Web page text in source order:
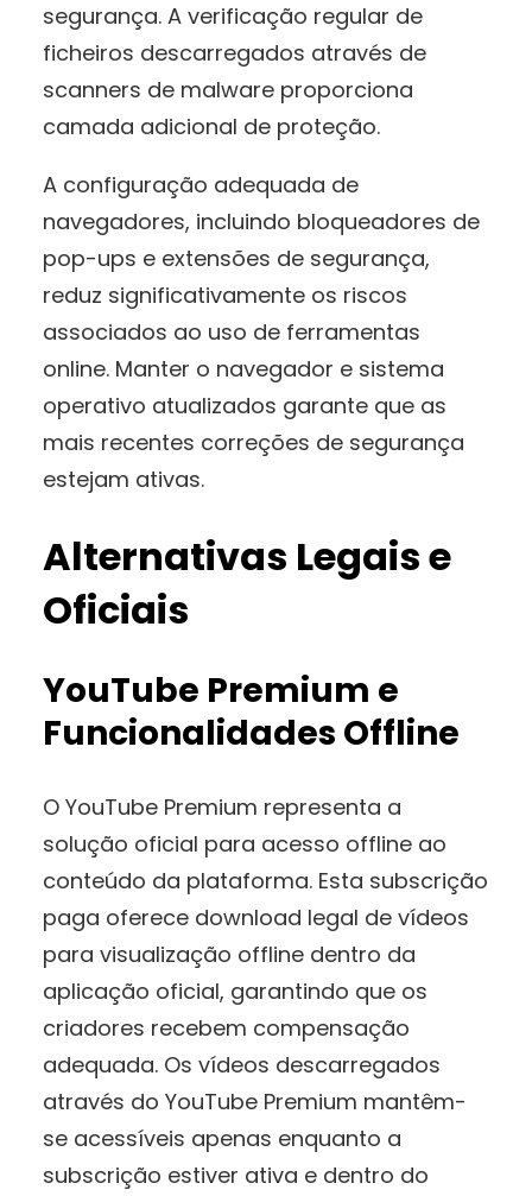
segurança. A verificação regular de
ficheiros descarregados através de
scanners de malware proporciona
camada adicional de proteção.
A configuração adequada de
navegadores, incluindo bloqueadores de
pop-ups e extensões de segurança,
reduz significativamente os riscos
associados ao uso de ferramentas
online. Manter o navegador e sistema
operativo atualizados garante que as
mais recentes correções de segurança
estejam ativas.
Alternativas Legais e
Oficiais
YouTube Premium e
Funcionalidades Offline
O YouTube Premium representa a
solução oficial para acesso offline ao
conteúdo da plataforma. Esta subscrição
paga oferece download legal de vídeos
para visualização offline dentro da
aplicação oficial, garantindo que os
criadores recebem compensação
adequada. Os vídeos descarregados
através do YouTube Premium mantêm-
se acessíveis apenas enquanto a
subscrição estiver ativa e dentro do